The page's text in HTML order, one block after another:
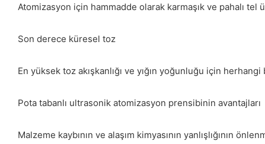
Atomizasyon için hammadde olarak karmaşık ve pahalı
Son derece küresel toz
En yüksek toz akışkanlığı ve yığın yoğunluğu için
Pota tabanlı ultrasonik atomizasyon prensibinin avantajları
Malzeme kaybının ve alaşım kimyasının yanlışlığının